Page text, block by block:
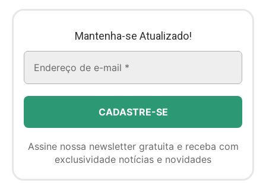
Mantenha-se Atualizado!
Assine nossa newsletter gratuita e receba com
exclusividade notícias e novidades